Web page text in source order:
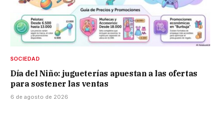
SOCIEDAD
Día del Niño: jugueterías apuestan a las ofertas
para sostener las ventas
6 de agosto de 2026